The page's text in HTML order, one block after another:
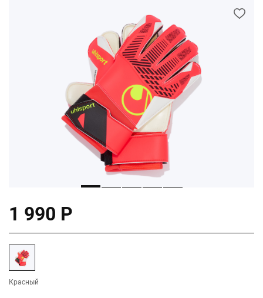
1 990 Р
Красный